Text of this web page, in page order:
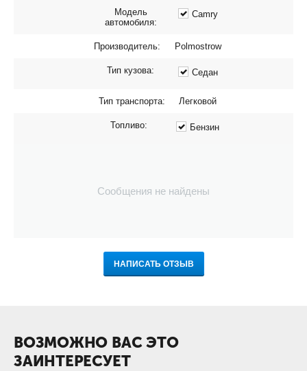
Модель
автомобиля:
Camry
Производитель: Polmostrow
Тип кузова: Седан
Тип транспорта: Легковой
Топливо: Бензин
Сообщения не найдены
НАПИСАТЬ ОТЗЫВ
ВОЗМОЖНО ВАС ЭТО
ЗАИНТЕРЕСУЕТ